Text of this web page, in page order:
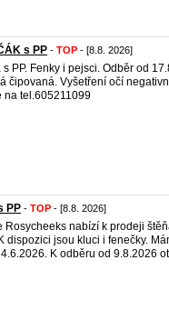
s PP - TOP - [8.8. 2026]
PP. Fenky i pejsci. Odběr od
čipovaná. Vyšetření očí
na tel.605211099
PP - TOP - [8.8. 2026]
Rosycheeks nabízí k prodeji
dispozici jsou kluci i fenečky.
K odběru od 9.8.2026